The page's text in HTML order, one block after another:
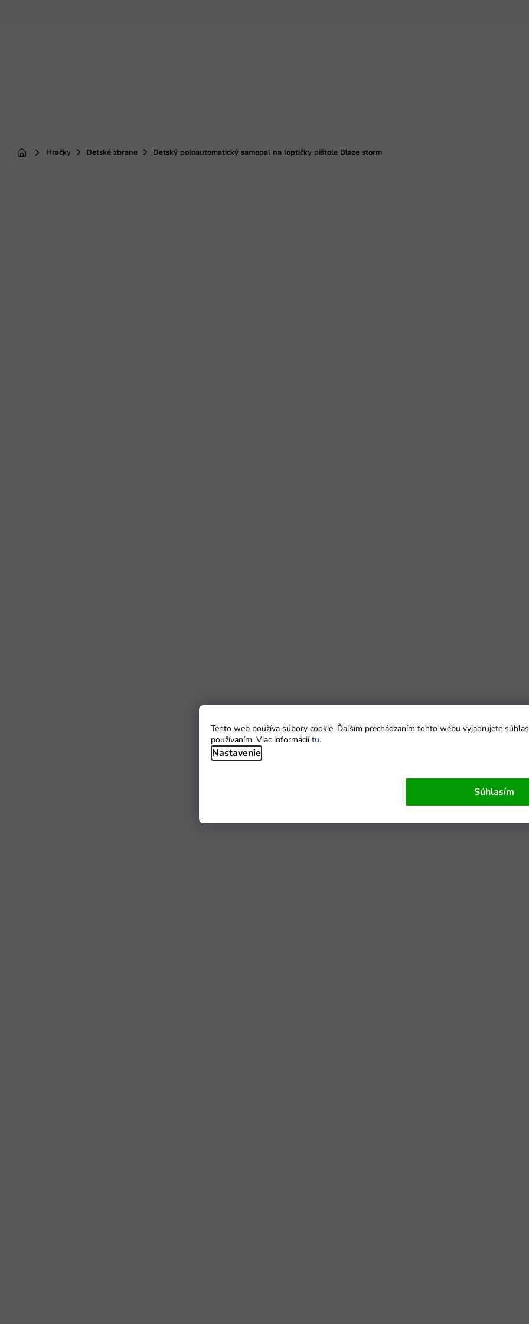
Tento web používa súbory cookie. Ďalším prechádzaním tohto webu vyjadrujete
používaním. Viac informáciítu.
Nastavenie
Súhlasím
DomovHračky Detské zbrane Detský poloautomatický samopal na loptičky pištole Blaze storm